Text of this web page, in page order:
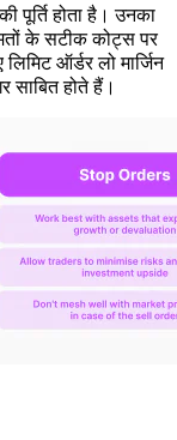
पूर्ति होता है। उनका
के सटीक कोट्स पर
ऑर्डर लो मार्जिन
साबित होते हैं।